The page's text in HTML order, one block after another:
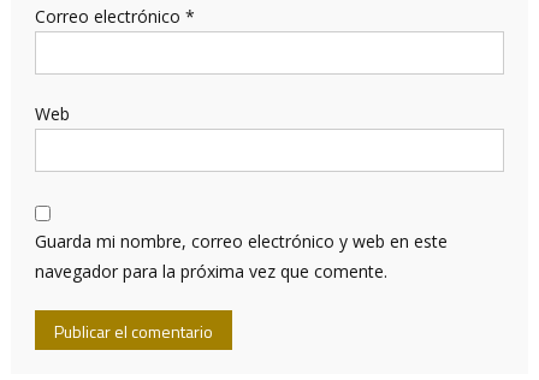
Correo electrónico *
Web
Guarda mi nombre, correo electrónico y web en este
navegador para la próxima vez que comente.